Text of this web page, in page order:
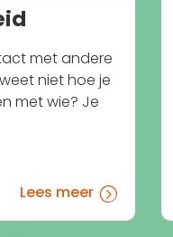
met andere
niet hoe je
met wie? Je
=
Lees meer